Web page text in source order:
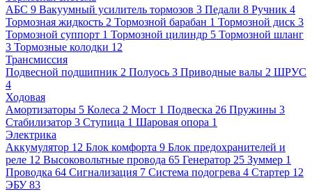
АБС 9 Вакуумный усилитель тормозов 3 Педали 8 Ручник 4
Тормозная жидкость 2 Тормозной барабан 1 Тормозной диск 3
Тормозной суппорт 1 Тормозной цилиндр 5 Тормозной шланг
3 Тормозные колодки 12
Трансмиссия
Подвесной подшипник 2 Полуось 3 Приводные валы 2 ШРУС
4
Ходовая
Амортизаторы 5 Колеса 2 Мост 1 Подвеска 26 Пружины 3
Стабилизатор 3 Ступица 1 Шаровая опора 1
Электрика
Аккумулятор 12 Блок комфорта 9 Блок предохранителей и
реле 12 Высоковольтные провода 65 Генератор 25 Зуммер 1
Проводка 64 Сигнализация 7 Система подогрева 4 Стартер 12
ЭБУ 83